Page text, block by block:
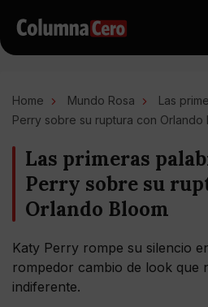
Home Mundo Rosa
Las
Perry sobre su ruptura con Orlando
Las primeras
Perry sobre su
Orlando Bloom
Katy Perry rompe su silencio
rompedor cambio de look que
indiferente.